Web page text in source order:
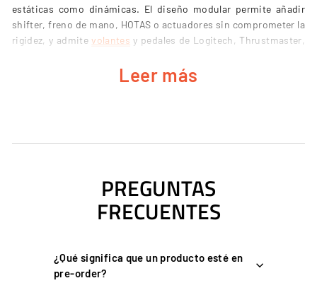
estáticas como dinámicas. El diseño modular permite añadir
shifter, freno de mano, HOTAS o actuadores sin comprometer la
rigidez, y admitevolantes y pedales de Logitech, Thrustmaster,
Soportes de asiento ajustables con inclinación
Brazo de volante ajustable con placa preperforada,
compatible con los principales volantes.
Leer más
PREGUNTAS
FRECUENTES
¿Qué significa que un producto esté en
pre-order?